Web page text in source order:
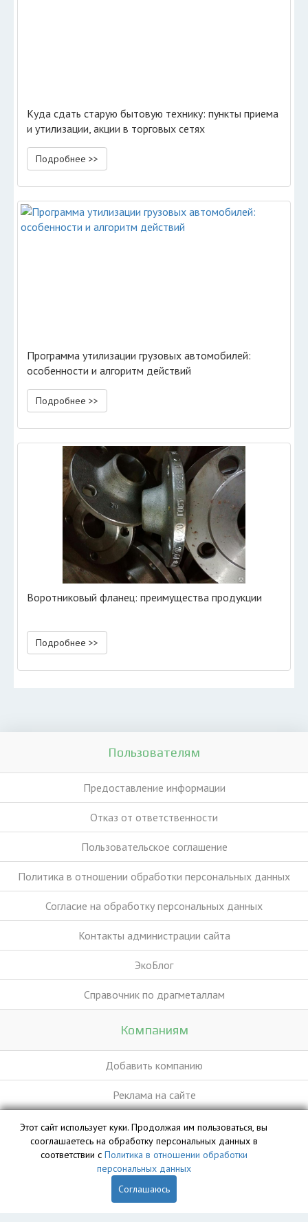
Куда сдать старую бытовую технику: пункты приема
и утилизации, акции в торговых сетях
Подробнее >>
Программа утилизации грузовых автомобилей:
особенности и алгоритм действий
Подробнее >>
Воротниковый фланец: преимущества продукции
Подробнее >>
Пользователям
Предоставление информации
Отказ от ответственности
Пользовательское соглашение
Политика в отношении обработки персональных данных
Согласие на обработку персональных данных
Контакты администрации сайта
ЭкоБлог
Справочник по драгметаллам
Компаниям
Добавить компанию
Реклама на сайте
База данных сайта vyvoz.org является интеллектуальной
собственностью ООО «Профит» и охраняется законом.
Этот сайт использует куки. Продолжая им пользоваться, вы
сооглашаетесь на обработку персональных данных в
соответствии с Политика в отношении обработки
персональных данных
Соглашаюсь